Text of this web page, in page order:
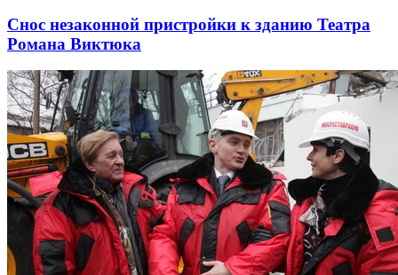
Снос незаконной пристройки к зданию Театра
Романа Виктюка